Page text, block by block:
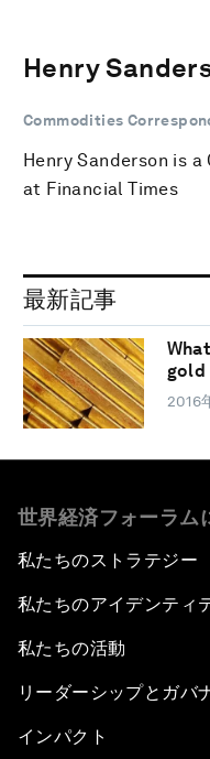
Henry
Commodities
Henry Sanderson is
at Financial Times
最新記事
gold
2016
世界経済フォーラム
私たちのストラテジー
私たちのアイデンティ
私たちの活動
リーダーシップとガバ
インパクト